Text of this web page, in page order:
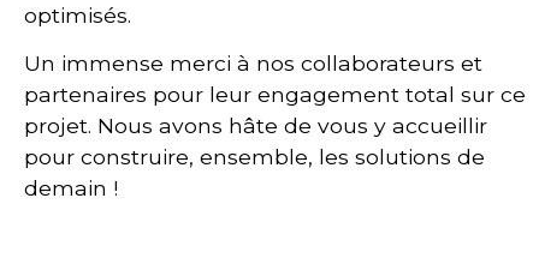
optimisés.
Un immense merci à nos collaborateurs et
partenaires pour leur engagement total sur ce
projet. Nous avons hâte de vous y accueillir
pour construire, ensemble, les solutions de
demain !